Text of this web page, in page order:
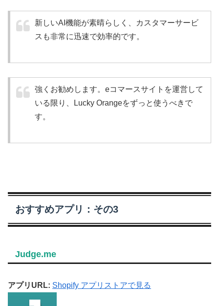
新しいAI機能が素晴らしく、カスタマーサービ
スも非常に迅速で効率的です。
強くお勧めします。eコマースサイトを運営して
いる限り、Lucky Orangeをずっと使うべきで
す。
おすすめアプリ：その3
Judge.me
アプリURL: Shopify アプリストアで見る